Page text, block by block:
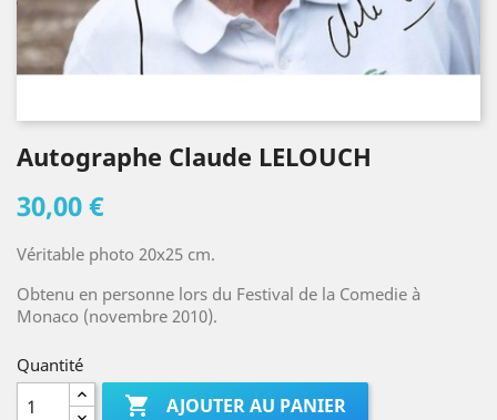
Autographe Claude LELOUCH
30,00 €
Véritable photo 20x25 cm.
Obtenu en personne lors du Festival de la Comedie à
Monaco (novembre 2010).
Quantité
 AJOUTER AU PANIER